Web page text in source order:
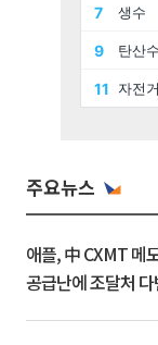
주요뉴스
애플, 中 CXMT 메
공급난에 조달처